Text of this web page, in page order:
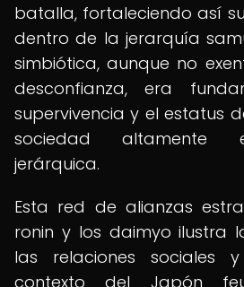
batalla, fortaleciendo así
dentro de la jerarquía
simbiótica, aunque no
desconfianza, era
supervivencia y el estatus
sociedad altamente
jerárquica.
Esta red de alianzas
ronin y los daimyo ilustra
las relaciones sociales
contexto del Japón